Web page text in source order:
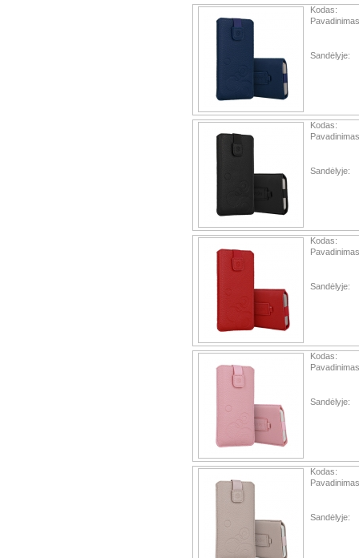
Kodas:
Sandėlyje:
Kodas:
Sandėlyje:
Kodas:
Sandėlyje:
Kodas:
Sandėlyje:
Kodas:
Sandėlyje: